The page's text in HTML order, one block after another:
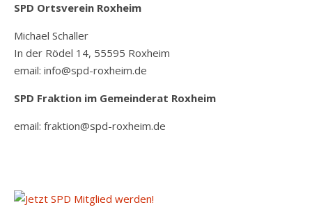
SPD Ortsverein Roxheim
Michael Schaller
In der Rödel 14, 55595 Roxheim
email: info@spd-roxheim.de
SPD Fraktion im Gemeinderat Roxheim
email: fraktion@spd-roxheim.de